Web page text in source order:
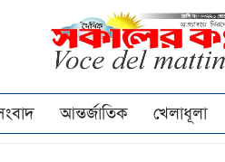
আন্তর্জাতিক খেলাধূলা